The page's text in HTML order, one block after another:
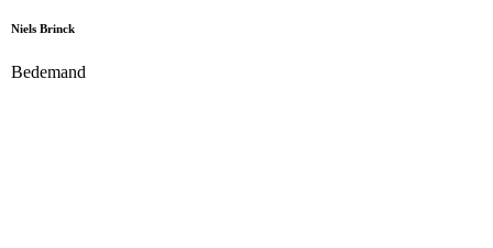
Niels Brinck
Bedemand